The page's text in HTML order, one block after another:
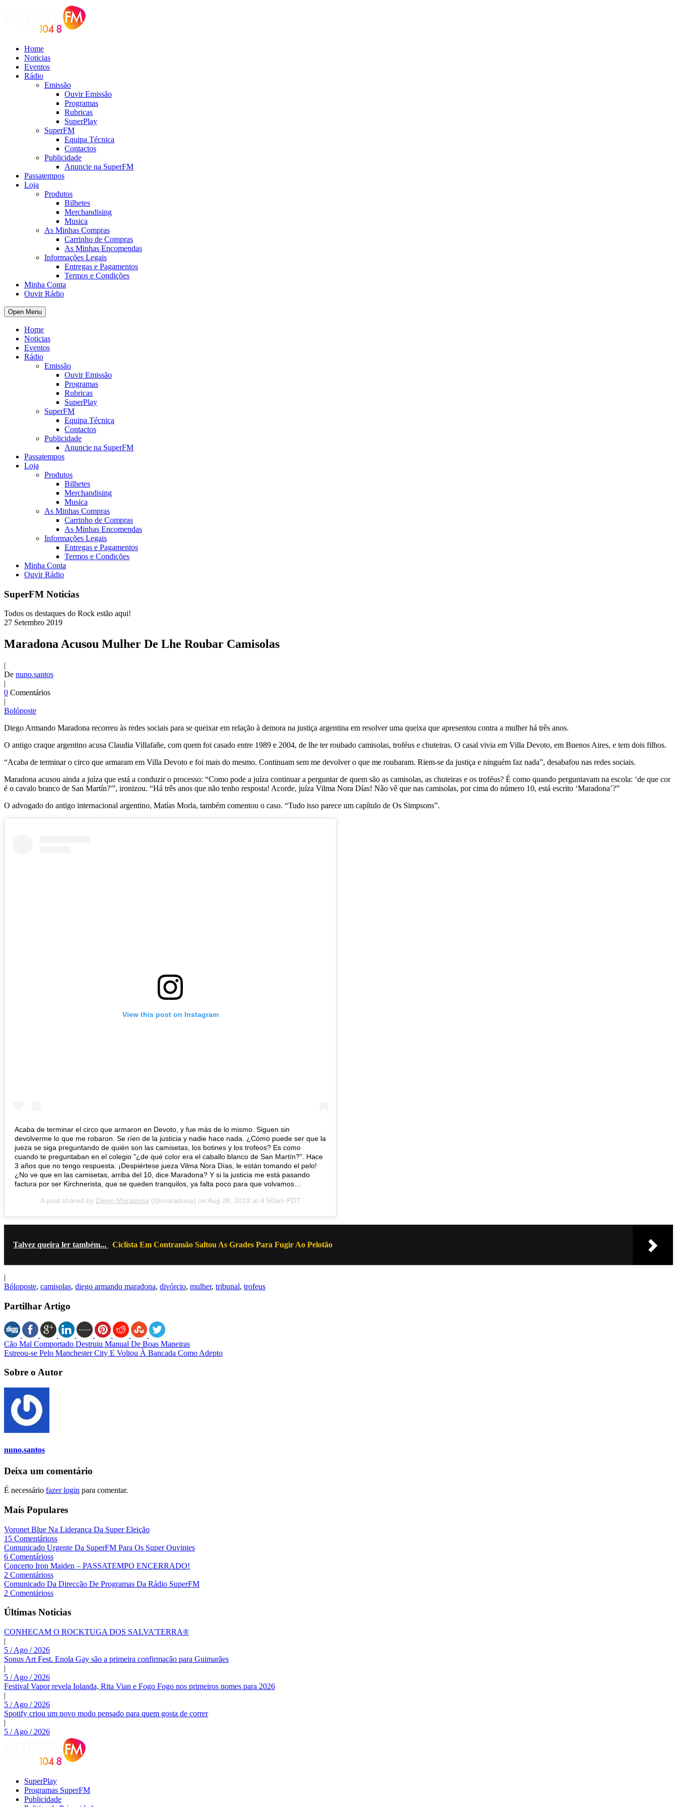
Home
Noticias
Eventos
Rádio
Emissão
Ouvir Emissão
Programas
Rubricas
SuperPlay
SuperFM
Equipa Técnica
Contactos
Publicidade
Anuncie na SuperFM
Passatempos
Loja
Produtos
Bilhetes
Merchandising
Musica
As Minhas Compras
Carrinho de Compras
As Minhas Encomendas
Informações Legais
Entregas e Pagamentos
Termos e Condições
Minha Conta
Ouvir Rádio
Open Menu
Home
Noticias
Eventos
Rádio
Emissão
Ouvir Emissão
Programas
Rubricas
SuperPlay
SuperFM
Equipa Técnica
Contactos
Publicidade
Anuncie na SuperFM
Passatempos
Loja
Produtos
Bilhetes
Merchandising
Musica
As Minhas Compras
Carrinho de Compras
As Minhas Encomendas
Informações Legais
Entregas e Pagamentos
Termos e Condições
Minha Conta
Ouvir Rádio
SuperFM Noticias
Todos os destaques do Rock estão aqui!
27 Setembro 2019
Maradona Acusou Mulher De Lhe Roubar Camisolas
|
De nuno.santos
|
0 Comentários
|
Bolóposte
Diego Armando Maradona recorreu às redes sociais para se queixar em relação à demora na justiça argentina em resolver uma queixa que apresentou contra a mulher há três anos.
O antigo craque argentino acusa Claudia Villafañe, com quem foi casado entre 1989 e 2004, de lhe ter roubado camisolas, troféus e chuteiras. O casal vivia em Villa Devoto, em Buenos Aires, e tem dois filhos.
“Acaba de terminar o circo que armaram em Villa Devoto e foi mais do mesmo. Continuam sem me devolver o que me roubaram. Riem-se da justiça e ninguém faz nada”, desabafou nas redes sociais.
Maradona acusou ainda a juíza que está a conduzir o processo: “Como pode a juíza continuar a perguntar de quem são as camisolas, as chuteiras e os troféus? É como quando perguntavam na escola: ‘de que cor
é o cavalo branco de San Martín?'”, ironizou. “Há três anos que não tenho resposta! Acorde, juíza Vilma Nora Días! Não vê que nas camisolas, por cima do número 10, está escrito ‘Maradona’?”
O advogado do antigo internacional argentino, Matías Morla, também comentou o caso. “Tudo isso parece um capítulo de Os Simpsons”.
View this post on Instagram
Acaba de terminar el circo que armaron en Devoto, y fue más de lo mismo. Siguen sin
devolverme lo que me robaron. Se ríen de la justicia y nadie hace nada. ¿Cómo puede ser que la
jueza se siga preguntando de quién son las camisetas, los botines y los trofeos? Es como
cuando te preguntaban en el colegio "¿de qué color era el caballo blanco de San Martín?". Hace
3 años que no tengo respuesta. ¡Despiértese jueza Vilma Nora Días, le están tomando el pelo!
¿No ve que en las camisetas, arriba del 10, dice Maradona? Y si la justicia me está pasando
factura por ser Kirchnerista, que se queden tranquilos, ya falta poco para que volvamos…
A post shared by Diego Maradona (@maradona) on Aug 28, 2019 at 4:50am PDT
Talvez queira ler também... Ciclista Em Contramão Saltou As Grades Para Fugir Ao Pelotão
|
Bóloposte, camisolas, diego armando maradona, divórcio, mulher, tribunal, trofeus
Partilhar Artigo
Cão Mal Comportado Destruiu Manual De Boas Maneiras
Estreou-se Pelo Manchester City E Voltou À Bancada Como Adepto
Sobre o Autor
nuno.santos
Deixa um comentário
É necessário fazer login para comentar.
Mais Populares
Voronet Blue Na Liderança Da Super Eleição
15 Comentárioss
Comunicado Urgente Da SuperFM Para Os Super Ouvintes
6 Comentárioss
Concerto Iron Maiden – PASSATEMPO ENCERRADO!
2 Comentárioss
Comunicado Da Direcção De Programas Da Rádio SuperFM
2 Comentárioss
Últimas Noticias
CONHEÇAM O ROCKTUGA DOS SALVA’TERRA®
|
5 / Ago / 2026
Sonus Art Fest. Enola Gay são a primeira confirmação para Guimarães
|
5 / Ago / 2026
Festival Vapor revela Iolanda, Rita Vian e Fogo Fogo nos primeiros nomes para 2026
|
5 / Ago / 2026
Spotify criou um novo modo pensado para quem gosta de correr
|
5 / Ago / 2026
SuperPlay
Programas SuperFM
Publicidade